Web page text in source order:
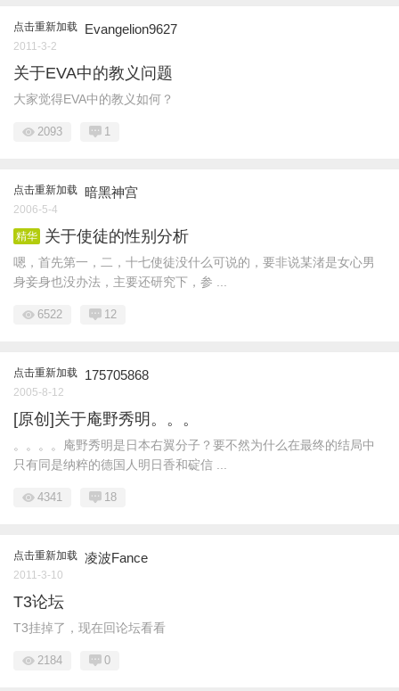
点击重新加载 Evangelion9627
2011-3-2
关于EVA中的教义问题
大家觉得EVA中的教义如何？
2093 1
点击重新加载 暗黑神宫
2006-5-4
精华 关于使徒的性别分析
嗯，首先第一，二，十七使徒没什么可说的，要非说某渚是女心男
身妾身也没办法，主要还研究下，参 ...
6522 12
点击重新加载 175705868
2005-8-12
[原创]关于庵野秀明。。。
。。。。庵野秀明是日本右翼分子？要不然为什么在最终的结局中
只有同是纳粹的德国人明日香和碇信 ...
4341 18
点击重新加载 凌波Fance
2011-3-10
T3论坛
T3挂掉了，现在回论坛看看
2184 0